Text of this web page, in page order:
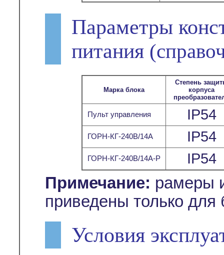
Параметры
питания
Марка блока
Степень
корпуса
Пульт управления IP54
ГОРН-КГ-240В/14А IP54
ГОРН-КГ-240В/14А-Р IP54
Примечание: рамеры
приведены только для
Условия